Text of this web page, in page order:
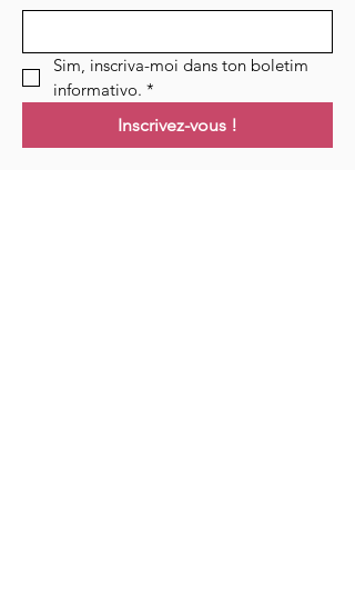
Sim, inscriva-moi dans ton boletim
informativo. *
Inscrivez-vous !